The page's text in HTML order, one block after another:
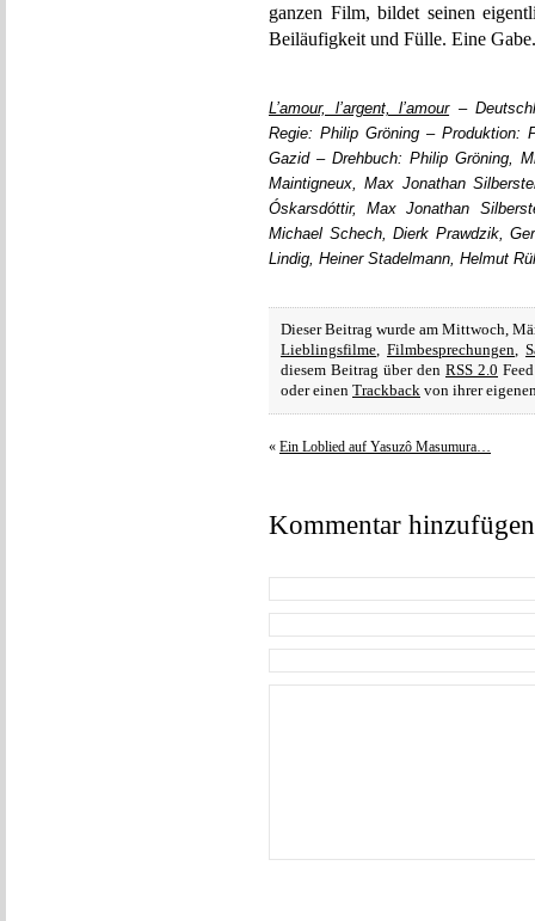
ganzen Film, bildet seinen
Beiläufigkeit und Fülle. Eine
L’amour, l’argent, l’amour–
Regie: Philip Gröning – Produktion:
Gazid – Drehbuch: Philip Gröning,
Maintigneux, Max Jonathan
Óskarsdóttir, Max Jonathan
Michael Schech, Dierk Prawdzik,
Lindig, Heiner Stadelmann, Helmut
Dieser Beitrag wurde am Mittwoch,
Lieblingsfilme, Filmbesprechungen,
diesem Beitrag über den RSS 2.0
oder einen Trackback von ihrer
« Ein Loblied auf Yasuzô Masumura…
Kommentar hinzufügen